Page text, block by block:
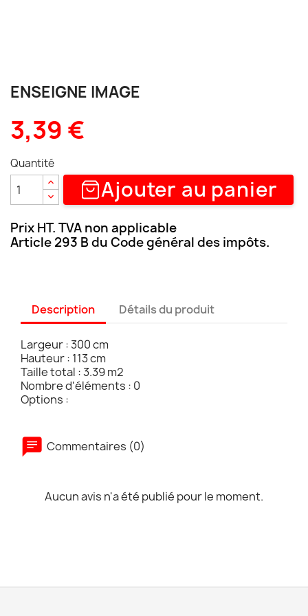
ENSEIGNE IMAGE
3,39 €
Quantité
Ajouter au panier
Prix HT. TVA non applicable
Article 293 B du Code général des impôts.
Description Détails du produit
Largeur : 300 cm
Hauteur : 113 cm
Taille total : 3.39 m2
Nombre d'éléments : 0
Options :
Commentaires (0)
Aucun avis n'a été publié pour le moment.